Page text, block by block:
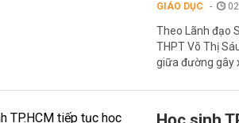
GIÁO DỤC
Theo Lãnh đạo
THPT Võ Thị
giữa đường gây